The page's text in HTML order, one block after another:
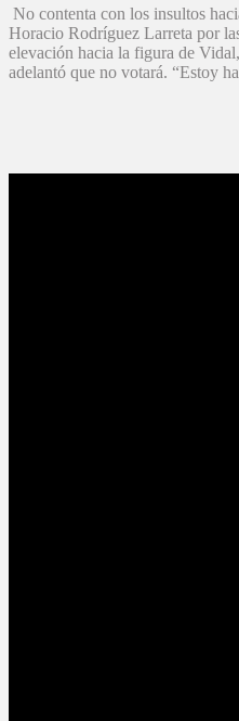
No contenta con los insultos
Horacio Rodríguez Larreta por
elevación hacia la figura de
adelantó que no votará. “Estoy